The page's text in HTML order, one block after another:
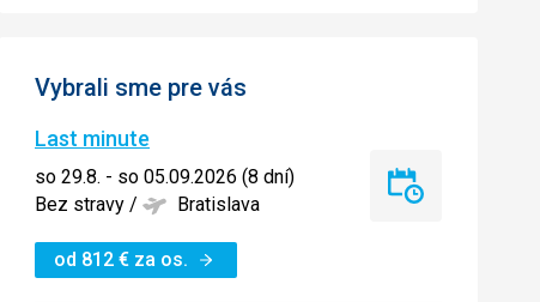
Vybrali sme pre vás
Last minute
so 29.8. - so 05.09.2026 (8 dní)
Bez stravy / Bratislava
od 812 € za os.
Last